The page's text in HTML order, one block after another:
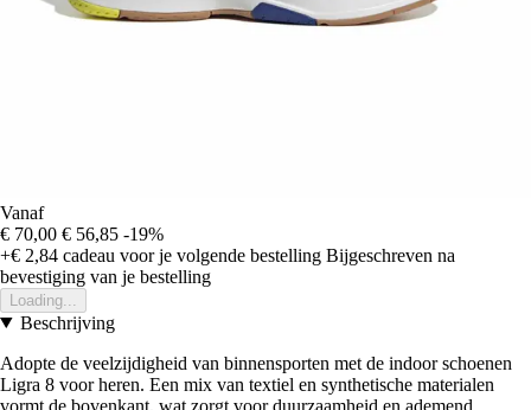
Vanaf
€ 70,00 € 56,85 -19%
+€ 2,84 cadeau voor je volgende bestelling Bijgeschreven na
bevestiging van je bestelling
Loading...
Beschrijving
Adopte de veelzijdigheid van binnensporten met de indoor schoenen
Ligra 8 voor heren. Een mix van textiel en synthetische materialen
vormt de bovenkant, wat zorgt voor duurzaamheid en ademend